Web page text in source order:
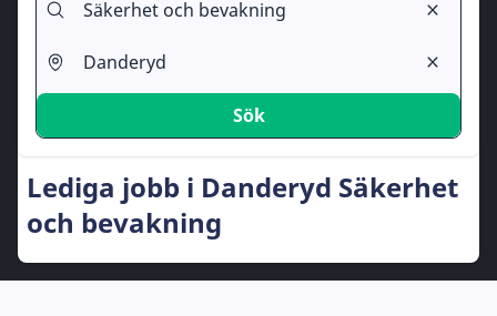
Sök
Lediga jobb i Danderyd Säkerhet
och bevakning